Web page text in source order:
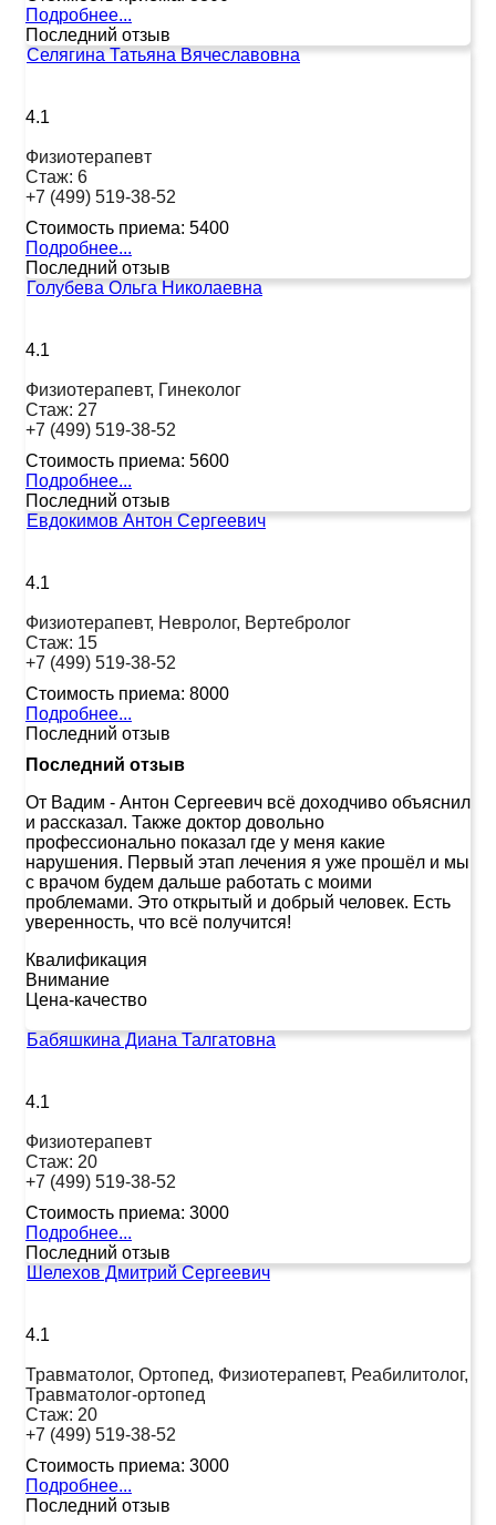
Подробнее...
Последний отзыв
Селягина Татьяна Вячеславовна
4.1
Физиотерапевт
Стаж: 6
+7 (499) 519-38-52
Стоимость приема: 5400
Подробнее...
Последний отзыв
Голубева Ольга Николаевна
4.1
Физиотерапевт, Гинеколог
Стаж: 27
+7 (499) 519-38-52
Стоимость приема: 5600
Подробнее...
Последний отзыв
Евдокимов Антон Сергеевич
4.1
Физиотерапевт, Невролог, Вертебролог
Стаж: 15
+7 (499) 519-38-52
Стоимость приема: 8000
Подробнее...
Последний отзыв
Последний отзыв
От Вадим - Антон Сергеевич всё доходчиво объяснил
и рассказал. Также доктор довольно
профессионально показал где у меня какие
нарушения. Первый этап лечения я уже прошёл и мы
с врачом будем дальше работать с моими
проблемами. Это открытый и добрый человек. Есть
уверенность, что всё получится!
Квалификация
Внимание
Цена-качество
Бабяшкина Диана Талгатовна
4.1
Физиотерапевт
Стаж: 20
+7 (499) 519-38-52
Стоимость приема: 3000
Подробнее...
Последний отзыв
Шелехов Дмитрий Сергеевич
4.1
Травматолог, Ортопед, Физиотерапевт, Реабилитолог,
Травматолог-ортопед
Стаж: 20
+7 (499) 519-38-52
Стоимость приема: 3000
Подробнее...
Последний отзыв